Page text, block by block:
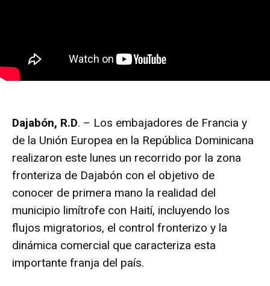
Dajabón, R.D. – Los embajadores de Francia y
de la Unión Europea en la República Dominicana
realizaron este lunes un recorrido por la zona
fronteriza de Dajabón con el objetivo de
conocer de primera mano la realidad del
municipio limítrofe con Haití, incluyendo los
flujos migratorios, el control fronterizo y la
dinámica comercial que caracteriza esta
importante franja del país.